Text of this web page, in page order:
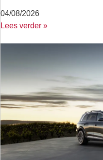
04/08/2026
Lees verder »